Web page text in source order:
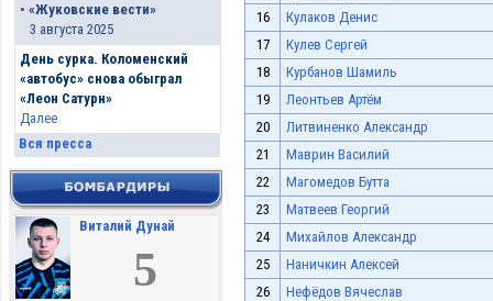
• «Жуковские вести»
3 августа 2025
День сурка. Коломенский
«автобус» снова обыграл
«Леон Сатурн»
Далее
Вся пресса
Виталий Дунай
5
16
Кулаков Денис
17
Кулев Сергей
18
Курбанов Шамиль
19
Леонтьев Артём
20
Литвиненко Александр
21
Маврин Василий
22
Магомедов Бутта
23
Матвеев Георгий
24
Михайлов Александр
25
Наничкин Алексей
26
Нефёдов Вячеслав